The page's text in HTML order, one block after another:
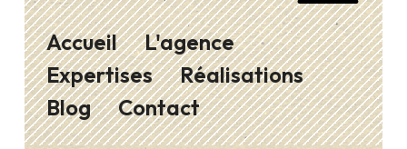
Accueil
L'agence
Expertises
Réalisations
Blog
Contact